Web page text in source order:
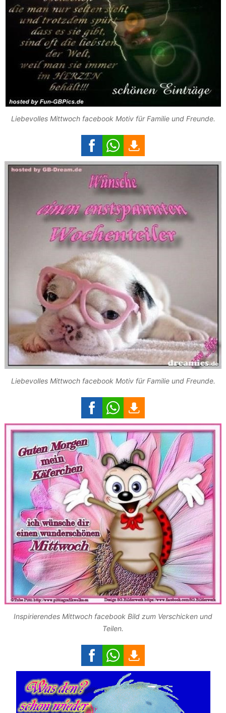
Liebevolles Mittwoch facebook Motiv für Familie und Freunde.
Liebevolles Mittwoch facebook Motiv für Familie und Freunde.
Inspirierendes Mittwoch facebook Bild zum Verschicken und
Teilen.